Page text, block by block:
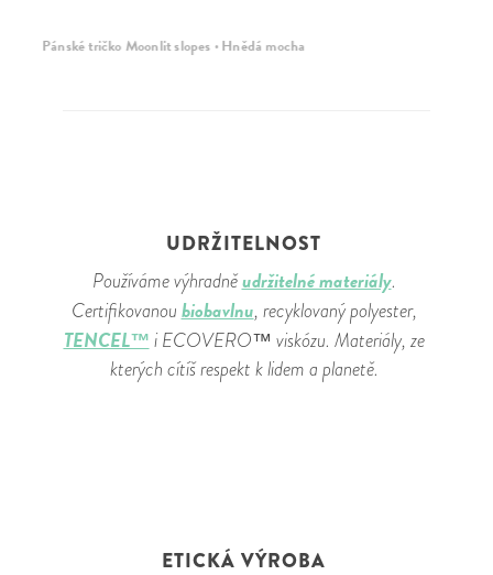
Pánské tričko Moonlit slopes · Hnědá mocha
UDRŽITELNOST
Používáme výhradněudržitelné materiály.
Certifikovanou biobavlnu, recyklovaný polyester,
TENCEL™ i ECOVERO™ viskózu. Materiály, ze
kterých cítíš respekt k lidem a planetě.
ETICKÁ VÝROBA